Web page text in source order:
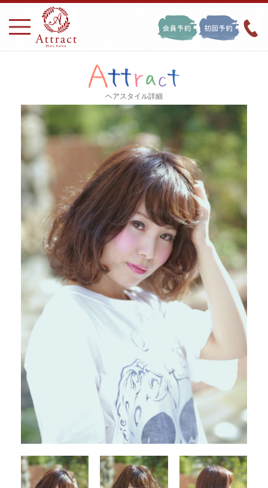
ヘアスタイル詳細